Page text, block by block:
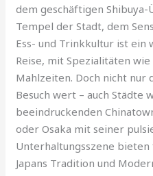
dem geschäftigen
Tempel der Stadt, dem
Ess- und Trinkkultur ist
Reise, mit Spezialitäten wie
Mahlzeiten. Doch nicht nur
Besuch wert – auch Städte
beeindruckenden
oder Osaka mit seiner
Unterhaltungsszene
Japans Tradition und